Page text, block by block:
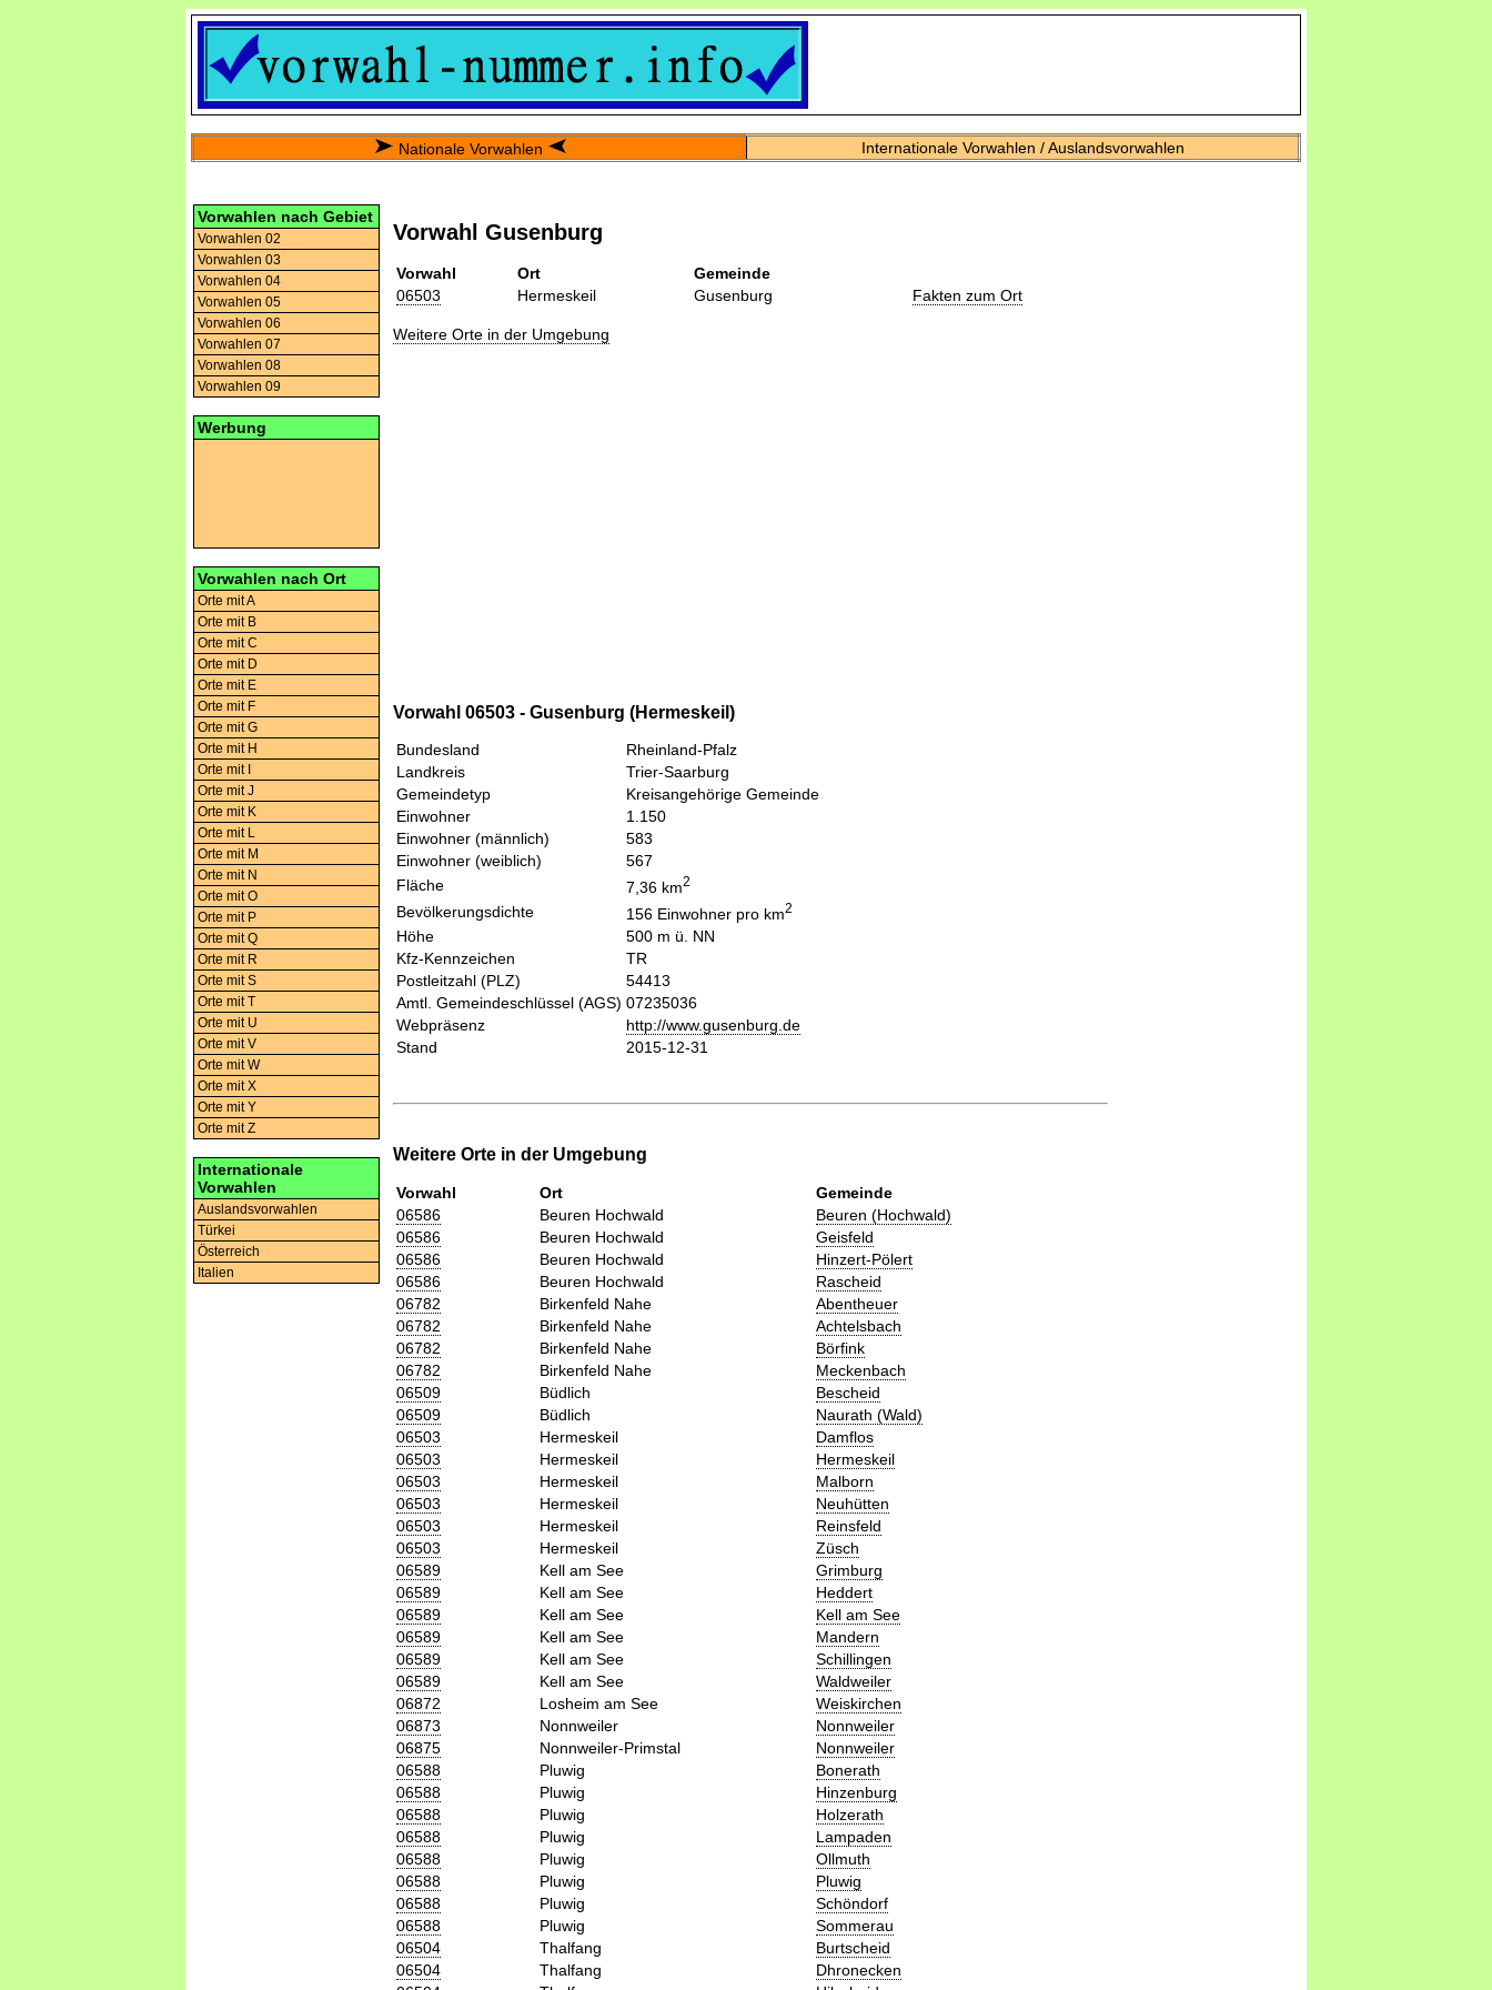
Nationale Vorwahlen Internationale Vorwahlen / Auslandsvorwahlen
Vorwahlen nach Gebiet
Vorwahlen 02
Vorwahlen 03
Vorwahlen 04
Vorwahlen 05
Vorwahlen 06
Vorwahlen 07
Vorwahlen 08
Vorwahlen 09
Werbung
Vorwahlen nach Ort
Orte mit A
Orte mit B
Orte mit C
Orte mit D
Orte mit E
Orte mit F
Orte mit G
Orte mit H
Orte mit I
Orte mit J
Orte mit K
Orte mit L
Orte mit M
Orte mit N
Orte mit O
Orte mit P
Orte mit Q
Orte mit R
Orte mit S
Orte mit T
Orte mit U
Orte mit V
Orte mit W
Orte mit X
Orte mit Y
Orte mit Z
Internationale
Vorwahlen
Auslandsvorwahlen
Türkei
Österreich
Italien
Vorwahl Gusenburg
Vorwahl Ort
Gemeinde
06503
Hermeskeil Gusenburg Fakten zum Ort
Weitere Orte in der Umgebung
Vorwahl 06503 - Gusenburg (Hermeskeil)
Bundesland
Rheinland-Pfalz
Landkreis
Trier-Saarburg
Gemeindetyp
Kreisangehörige Gemeinde
Einwohner
1.150
Einwohner (männlich)
583
Einwohner (weiblich)
567
Fläche
7,36 km2
Bevölkerungsdichte 156 Einwohner pro km2
Höhe
500 m ü. NN
Kfz-Kennzeichen
TR
Postleitzahl (PLZ)
54413
Amtl. Gemeindeschlüssel (AGS) 07235036
Webpräsenz
http://www.gusenburg.de
Stand
2015-12-31
Weitere Orte in der Umgebung
Vorwahl Ort
Gemeinde
06586
Beuren Hochwald
Beuren (Hochwald)
06586
Beuren Hochwald
Geisfeld
06586
Beuren Hochwald
Hinzert-Pölert
06586
Beuren Hochwald
Rascheid
06782
Birkenfeld Nahe
Abentheuer
06782
Birkenfeld Nahe
Achtelsbach
06782
Birkenfeld Nahe
Börfink
06782
Birkenfeld Nahe
Meckenbach
06509
Büdlich
Bescheid
06509
Büdlich
Naurath (Wald)
06503
Hermeskeil
Damflos
06503
Hermeskeil
Hermeskeil
06503
Hermeskeil
Malborn
06503
Hermeskeil
Neuhütten
06503
Hermeskeil
Reinsfeld
06503
Hermeskeil
Züsch
06589
Kell am See
Grimburg
06589
Kell am See
Heddert
06589
Kell am See
Kell am See
06589
Kell am See
Mandern
06589
Kell am See
Schillingen
06589
Kell am See
Waldweiler
06872
Losheim am See
Weiskirchen
06873
Nonnweiler
Nonnweiler
06875
Nonnweiler-Primstal
Nonnweiler
06588
Pluwig
Bonerath
06588
Pluwig
Hinzenburg
06588
Pluwig
Holzerath
06588
Pluwig
Lampaden
06588
Pluwig
Ollmuth
06588
Pluwig
Pluwig
06588
Pluwig
Schöndorf
06588
Pluwig
Sommerau
06504
Thalfang
Burtscheid
06504
Thalfang
Dhronecken